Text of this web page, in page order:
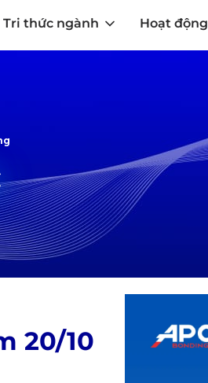
Tri thức ngành Hoạt động
20/10